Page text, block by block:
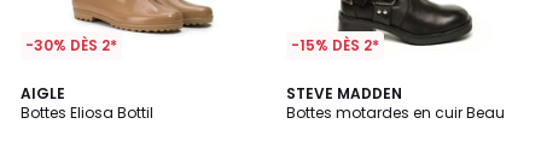
-30% DÈS 2*
AIGLE
Bottes Eliosa Bottil
4
/
-15% DÈS 2*
STEVE MADDEN
Bottes motardes en cuir Beau